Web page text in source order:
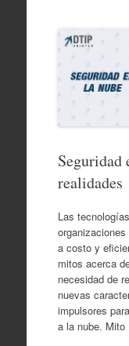
Seguridad
realidades
Las
a costo y
mitos acerca
necesidad de
nuevas
impulsores
a la nube.